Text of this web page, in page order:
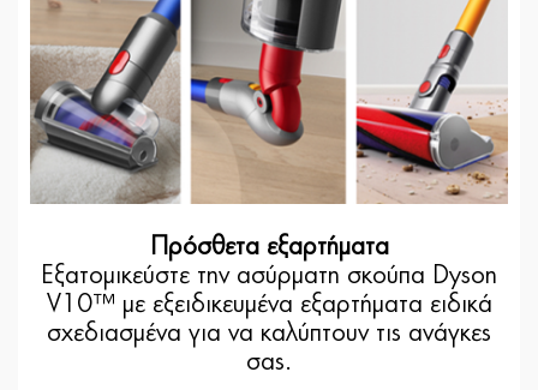
Πρόσθετα εξαρτήματα
Εξατομικεύστε την ασύρματη σκούπα Dyson
V10™ με εξειδικευμένα εξαρτήματα ειδικά
σχεδιασμένα για να καλύπτουν τις ανάγκες
σας.